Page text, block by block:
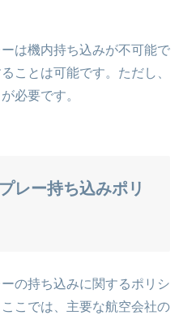
は機内持ち込みが不可能で
ことは可能です。ただし、
必要です。
レー持ち込みポリ
の持ち込みに関するポリシ
こでは、主要な航空会社の